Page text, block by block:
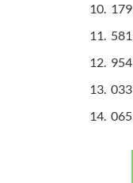
179
581
954
033
065